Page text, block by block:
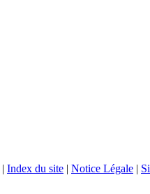
| Index du site | Notice Légale |